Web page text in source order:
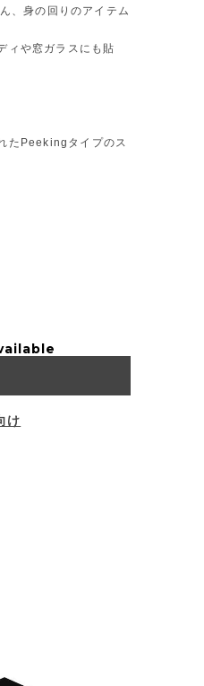
、身の回りのアイテム
ィや窓ガラスにも貼
たPeekingタイプのス
け